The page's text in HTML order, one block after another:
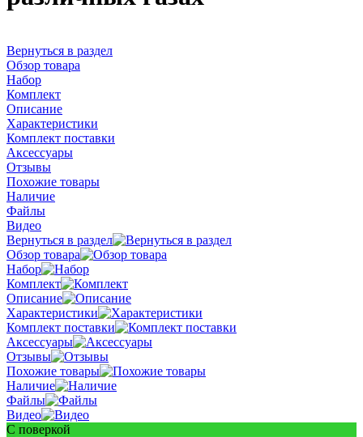
Вернуться в раздел
Обзор товара
Набор
Комплект
Описание
Характеристики
Комплект поставки
Аксессуары
Отзывы
Похожие товары
Наличие
Файлы
Видео
Вернуться в раздел
Обзор товара
Набор
Комплект
Описание
Характеристики
Комплект поставки
Аксессуары
Отзывы
Похожие товары
Наличие
Файлы
Видео
С поверкой